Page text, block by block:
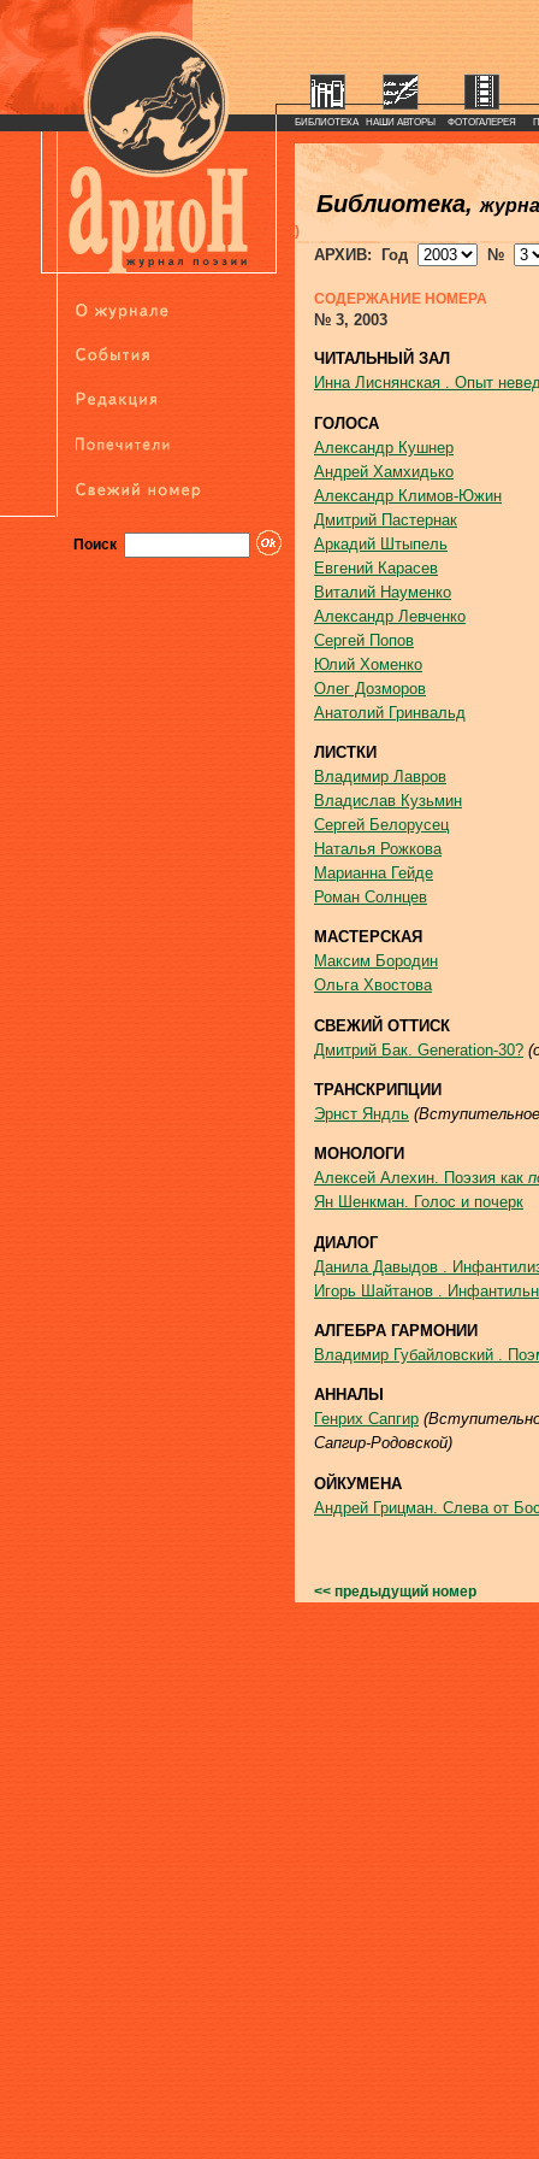
Поиск
БИБЛИОТЕКА НАШИ АВТОРЫ ФОТОГАЛЕРЕЯ
Библиотека,
)
АРХИВ: Год №
СОДЕРЖАНИЕ НОМЕРА
№ 3, 2003
ЧИТАЛЬНЫЙ ЗАЛ
Инна Лиснянская . Опыт
ГОЛОСА
Александр Кушнер
Андрей Хамхидько
Александр Климов-Южин
Дмитрий Пастернак
Аркадий Штыпель
Евгений Карасев
Виталий Науменко
Александр Левченко
Сергей Попов
Юлий Хоменко
Олег Дозморов
Анатолий Гринвальд
ЛИСТКИ
Владимир Лавров
Владислав Кузьмин
Сергей Белорусец
Наталья Рожкова
Марианна Гейде
Роман Солнцев
МАСТЕРСКАЯ
Максим Бородин
Ольга Хвостова
СВЕЖИЙ ОТТИСК
Дмитрий Бак. Generation-30?
ТРАНСКРИПЦИИ
Эрнст Яндль (Вступительное
МОНОЛОГИ
Алексей Алехин. Поэзия как
Ян Шенкман. Голос и почерк
ДИАЛОГ
Данила Давыдов .
Игорь Шайтанов .
АЛГЕБРА ГАРМОНИИ
Владимир Губайловский .
АННАЛЫ
Генрих Сапгир
Сапгир-Родовской)
ОЙКУМЕНА
Андрей Грицман. Слева от
<< предыдущий номер